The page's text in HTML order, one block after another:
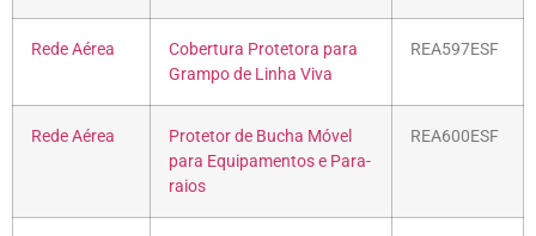
Rede Aérea
Cobertura Protetora para
Grampo de Linha Viva
REA597ESF
Rede Aérea
Protetor de Bucha Móvel
para Equipamentos e Para-
raios
REA600ESF